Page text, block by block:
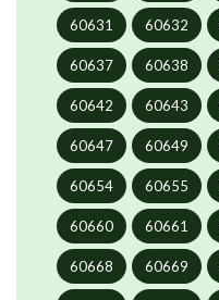
60631 60632
60637 60638
60642 60643
60647 60649
60654 60655
60660 60661
60668 60669